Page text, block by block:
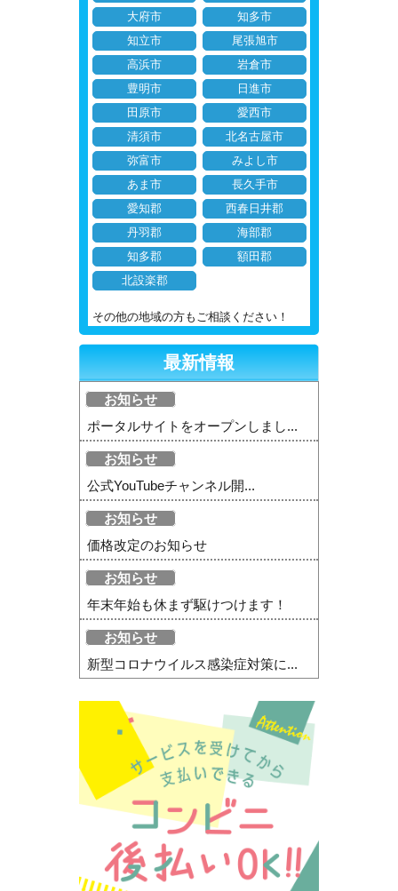
大府市
知多市
知立市
尾張旭市
高浜市
岩倉市
豊明市
日進市
田原市
愛西市
清須市
北名古屋市
弥富市
みよし市
あま市
長久手市
愛知郡
西春日井郡
丹羽郡
海部郡
知多郡
額田郡
北設楽郡
その他の地域の方もご相談ください！
最新情報
お知らせ
ポータルサイトをオープンしまし...
お知らせ
公式YouTubeチャンネル開...
お知らせ
価格改定のお知らせ
お知らせ
年末年始も休まず駆けつけます！
お知らせ
新型コロナウイルス感染症対策に...